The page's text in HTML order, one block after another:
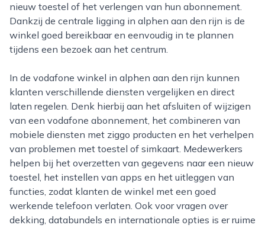
nieuw toestel of het verlengen van hun abonnement.
Dankzij de centrale ligging in alphen aan den rijn is de
winkel goed bereikbaar en eenvoudig in te plannen
tijdens een bezoek aan het centrum.
In de vodafone winkel in alphen aan den rijn kunnen
klanten verschillende diensten vergelijken en direct
laten regelen. Denk hierbij aan het afsluiten of wijzigen
van een vodafone abonnement, het combineren van
mobiele diensten met ziggo producten en het verhelpen
van problemen met toestel of simkaart. Medewerkers
helpen bij het overzetten van gegevens naar een nieuw
toestel, het instellen van apps en het uitleggen van
functies, zodat klanten de winkel met een goed
werkende telefoon verlaten. Ook voor vragen over
dekking, databundels en internationale opties is er ruime